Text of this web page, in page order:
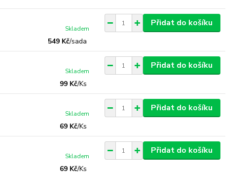
549 Kč/sada
Skladem
Přidat do košíku
99 Kč/Ks
Skladem
Přidat do košíku
69 Kč/Ks
Skladem
Přidat do košíku
69 Kč/Ks
Skladem
Přidat do košíku